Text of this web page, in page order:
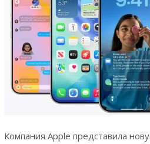
Компания Apple представила